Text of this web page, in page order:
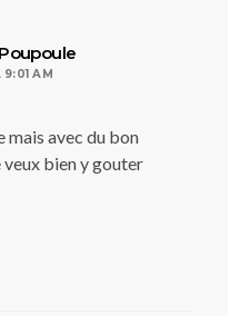
AM
mais avec du bon
bien y gouter